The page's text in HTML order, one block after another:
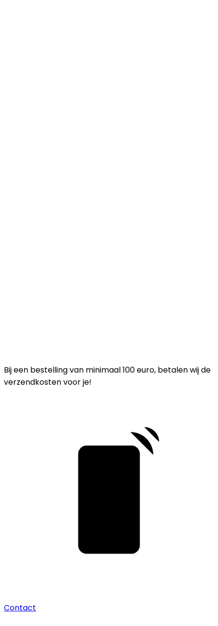
Bij een bestelling van minimaal 100 euro, betalen wij de
verzendkosten voor je!
Contact